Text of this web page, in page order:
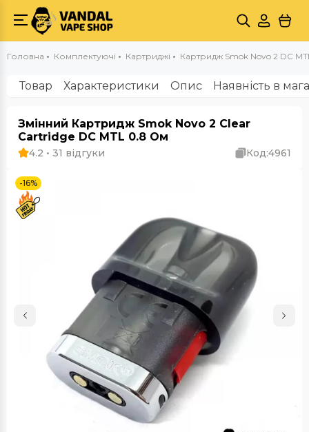
Головна Комплектуючі Картриджі Картридж Smok Novo 2 DC
Товар Характеристики Опис Наявність в
Змінний Картридж Smok Novo 2 Clear
Cartridge DC MTL 0.8 Ом
4.2 • 31 відгуки Код:4961
-16%